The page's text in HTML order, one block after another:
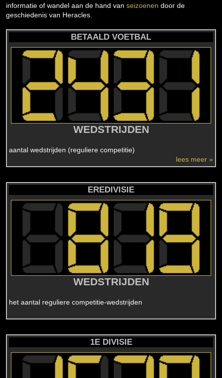
informatie of wandel aan de hand van seizoenen door de
geschiedenis van Heracles.
BETAALD VOETBAL
WEDSTRIJDEN
aantal wedstrijden (reguliere competitie)
lees meer »
EREDIVISIE
WEDSTRIJDEN
het aantal reguliere competitie-wedstrijden
1E DIVISIE